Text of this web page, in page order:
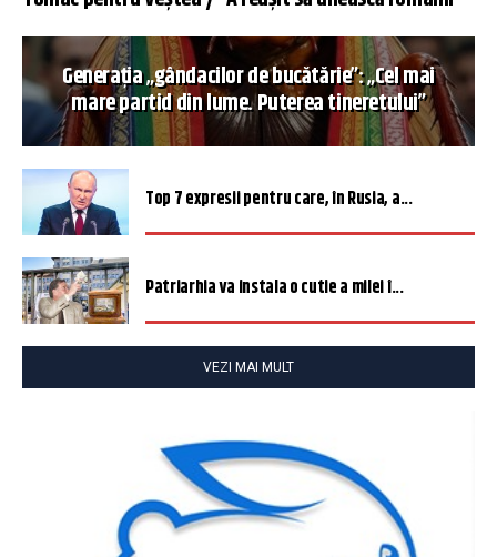
Generația „gândacilor de bucătărie”: „Cel mai
mare partid din lume. Puterea tineretului”
Top 7 expresii pentru care, în Rusia, a...
Patriarhia va instala o cutie a milei î...
VEZI MAI MULT